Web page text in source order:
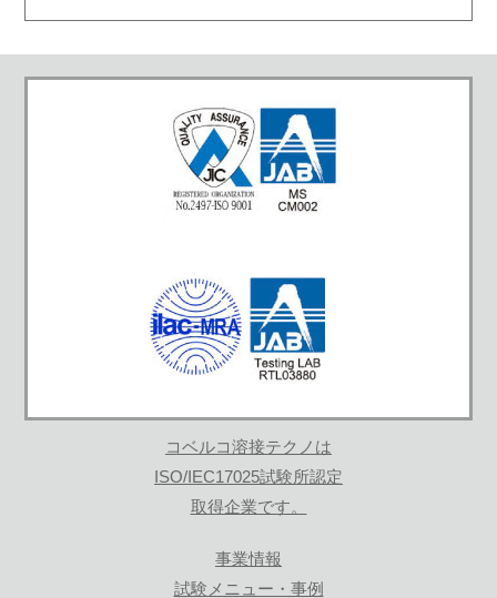
コベルコ溶接テクノは
ISO/IEC17025試験所認定
取得企業です。
事業情報
試験メニュー・事例